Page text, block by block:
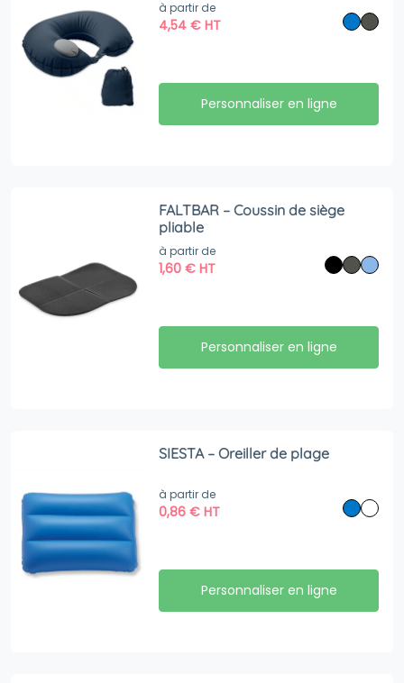
à partir de
4,54€ HT
Personnaliser en ligne
FALTBAR – Coussin de siège
pliable
à partir de
1,60€ HT
Personnaliser en ligne
SIESTA – Oreiller de plage
à partir de
0,86€ HT
Personnaliser en ligne